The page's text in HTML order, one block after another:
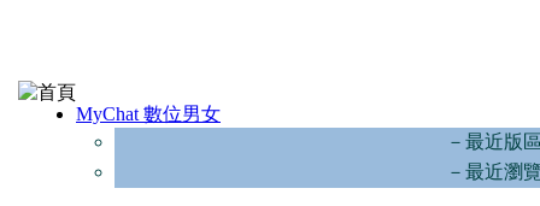
MyChat 數位男女
－最近版
－最近瀏